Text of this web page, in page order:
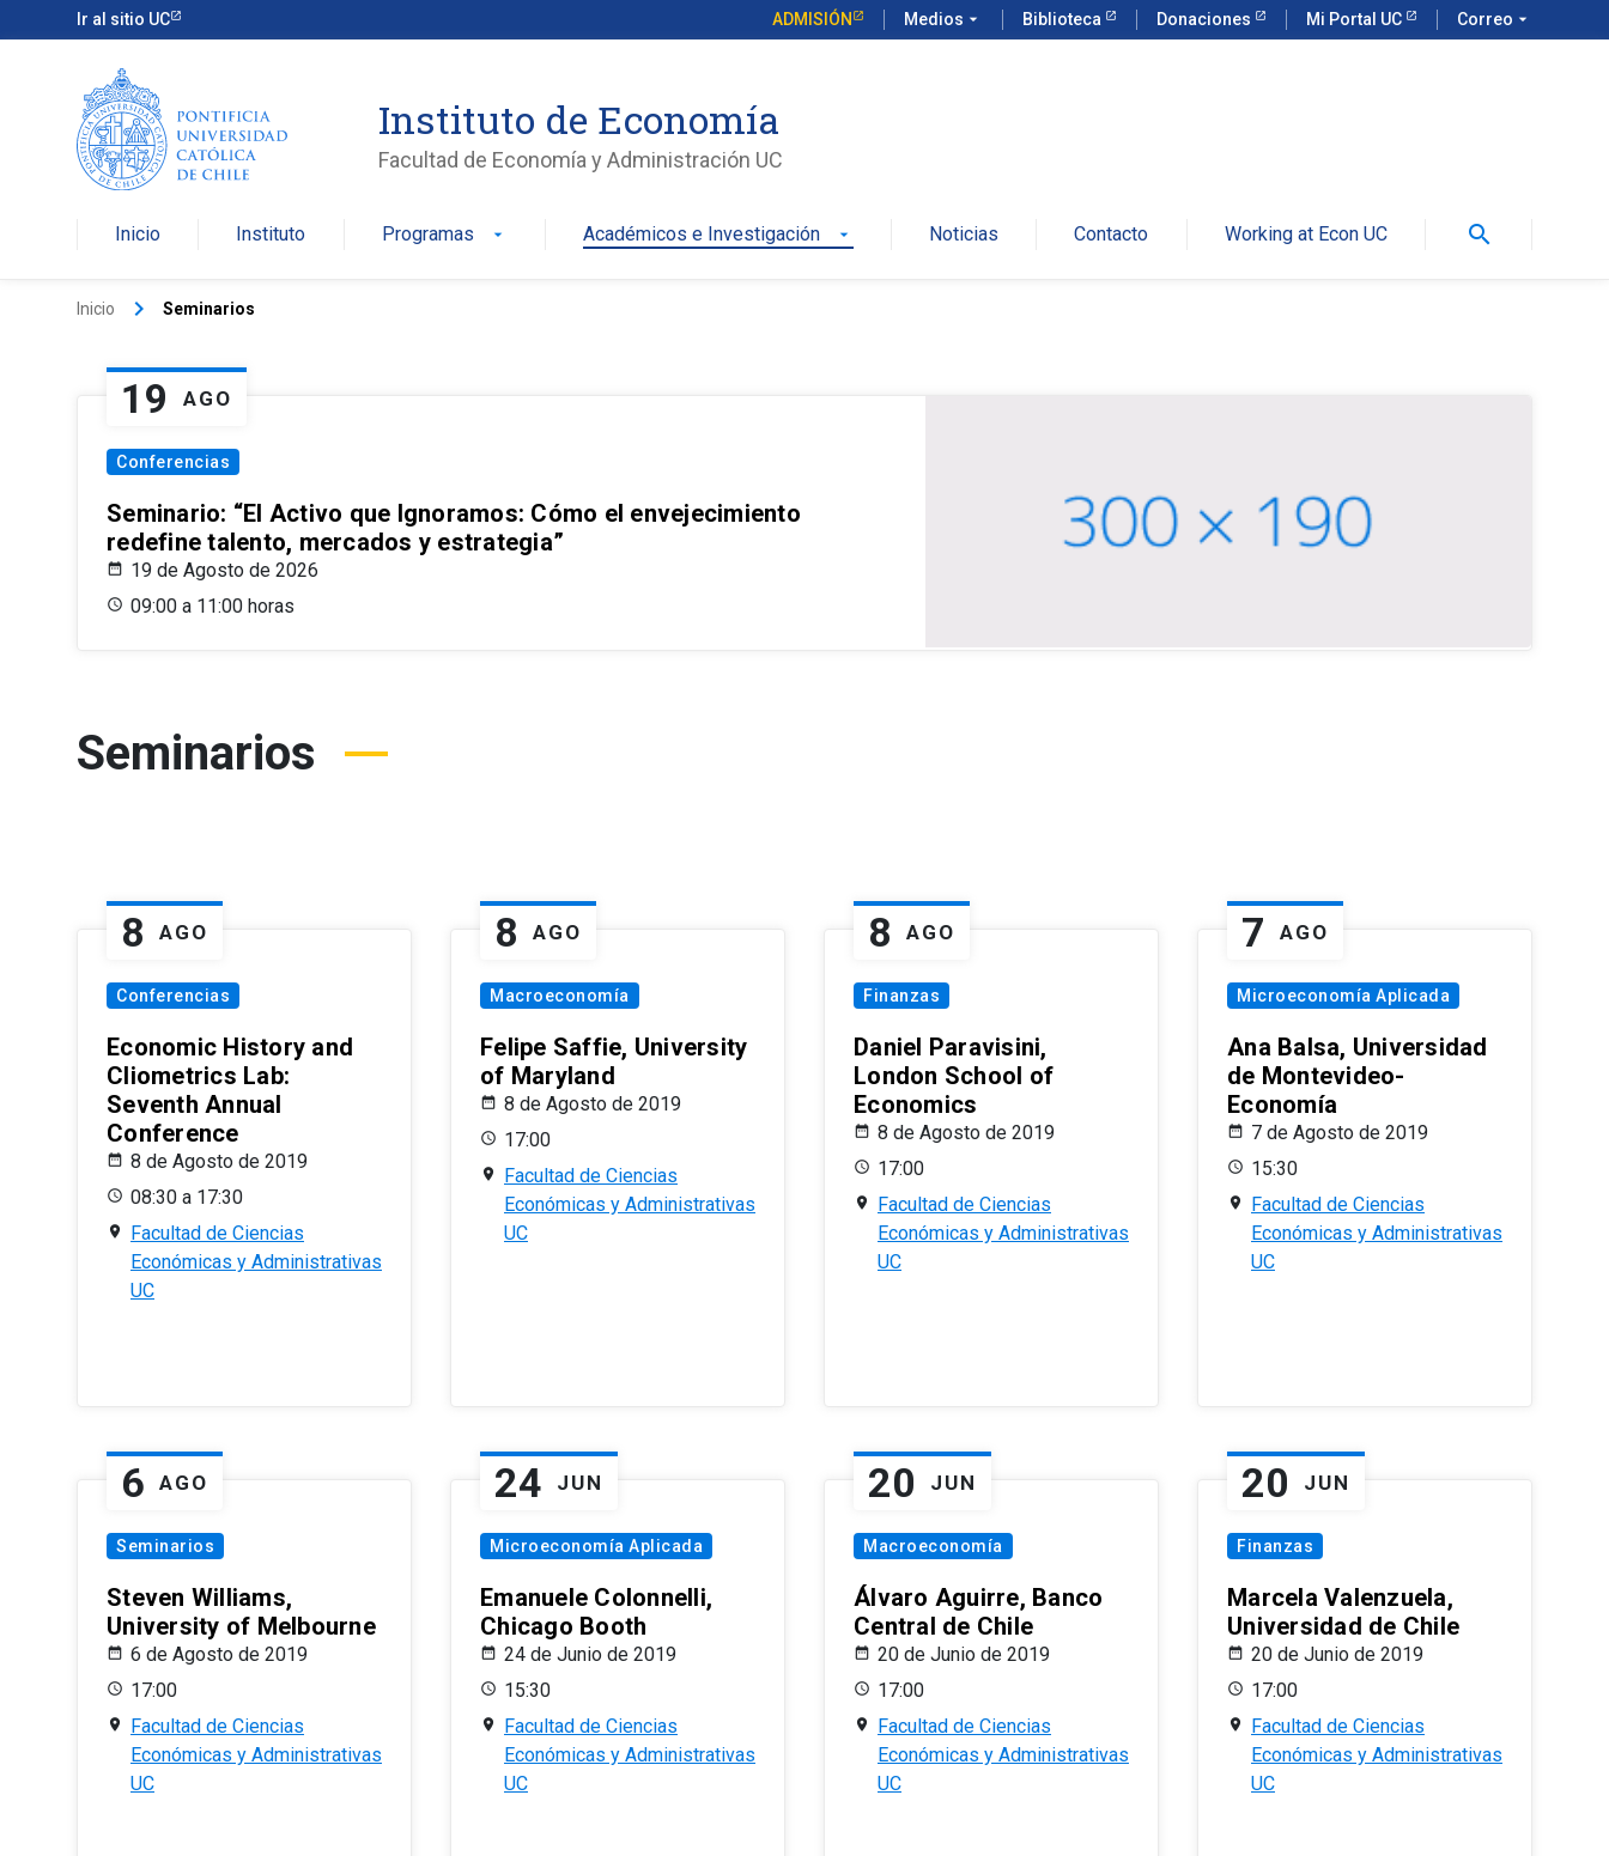
Ir al sitio UC ADMISIÓN Medios arrow_drop_down Biblioteca Donaciones Mi Portal UC Correo arrow_drop_down
Instituto de Economía
Facultad de Economía y Administración UC
Inicio Instituto Programas arrow_drop_down Académicos e Investigación arrow_drop_down Noticias Contacto Working at Econ UC search
Inicio keyboard_arrow_right Seminarios
19 AGO
Conferencias
Seminario: “El Activo que Ignoramos: Cómo el envejecimiento
redefine talento, mercados y estrategia”
19 de Agosto de 2026
09:00 a 11:00 horas
Seminarios
8 AGO
Conferencias
Economic History and
Cliometrics Lab:
Seventh Annual
Conference
8 de Agosto de 2019
08:30 a 17:30
Facultad de Ciencias
Económicas y Administrativas
UC
8 AGO
Macroeconomía
Felipe Saffie, University
of Maryland
8 de Agosto de 2019
17:00
Facultad de Ciencias
Económicas y Administrativas
UC
8 AGO
Finanzas
Daniel Paravisini,
London School of
Economics
8 de Agosto de 2019
17:00
Facultad de Ciencias
Económicas y Administrativas
UC
7 AGO
Microeconomía Aplicada
Ana Balsa, Universidad
de Montevideo-
Economía
7 de Agosto de 2019
15:30
Facultad de Ciencias
Económicas y Administrativas
UC
6 AGO
Seminarios
Steven Williams,
University of Melbourne
6 de Agosto de 2019
17:00
Facultad de Ciencias
Económicas y Administrativas
UC
24 JUN
Microeconomía Aplicada
Emanuele Colonnelli,
Chicago Booth
24 de Junio de 2019
15:30
Facultad de Ciencias
Económicas y Administrativas
UC
20 JUN
Macroeconomía
Álvaro Aguirre, Banco
Central de Chile
20 de Junio de 2019
17:00
Facultad de Ciencias
Económicas y Administrativas
UC
20 JUN
Finanzas
Marcela Valenzuela,
Universidad de Chile
20 de Junio de 2019
17:00
Facultad de Ciencias
Económicas y Administrativas
UC